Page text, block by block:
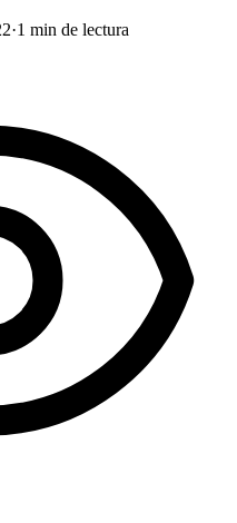
·1 min de lectura